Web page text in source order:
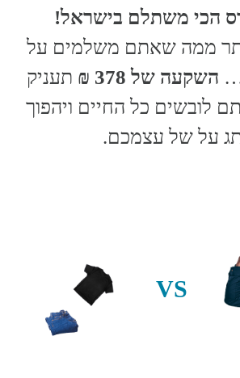
ממה שאתם משלמים על
… השקעה של 378 ₪
תעניק
לובשים כל החיים ויהפוך
על של עצמכם.
VS